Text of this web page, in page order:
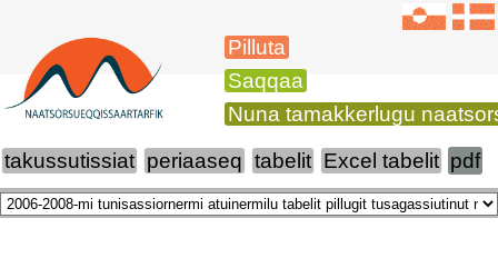
Pilluta
Saqqaa
Nuna tamakkerlugu
takussutissiat periaaseq tabelit Excel tabelit pdf